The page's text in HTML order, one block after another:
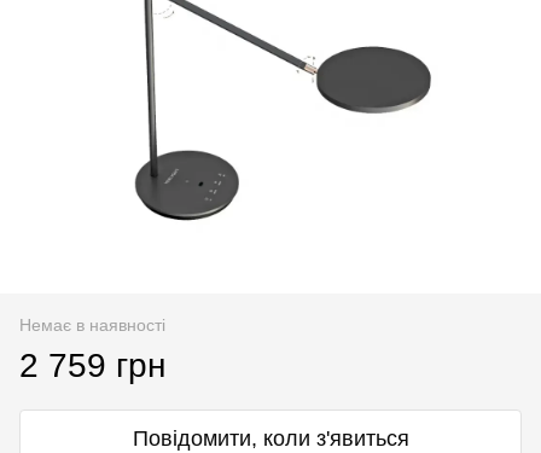
Немає в наявності
2 759 грн
Повідомити, коли з'явиться